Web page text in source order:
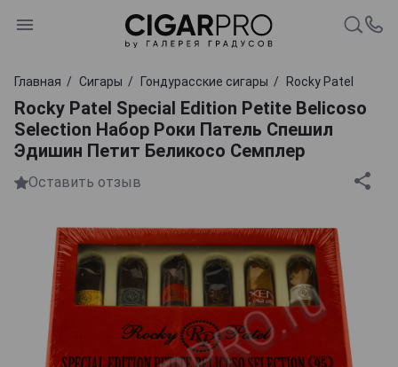
Главная Сигары Гондурасские сигары Rocky Patel
Rocky Patel Special Edition Petite Belicoso
Selection Набор Роки Патель Спешил
Эдишин Петит Беликосо Семплер
Оставить отзыв